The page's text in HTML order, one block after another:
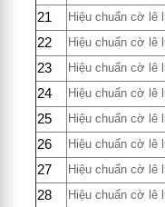
21 Hiệu chuẩn cờ lê
22 Hiệu chuẩn cờ lê
23 Hiệu chuẩn cờ lê
24 Hiệu chuẩn cờ lê
25 Hiệu chuẩn cờ lê
26 Hiệu chuẩn cờ lê
27 Hiệu chuẩn cờ lê
28 Hiệu chuẩn cờ lê